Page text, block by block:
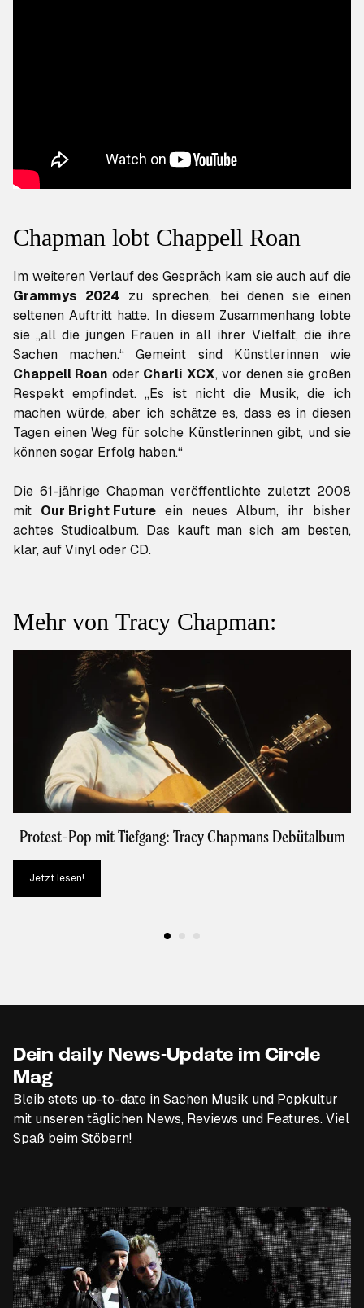
Chapman lobt Chappell Roan
Im weiteren Verlauf des Gespräch kam sie auch auf die
Grammys 2024 zu sprechen, bei denen sie einen
seltenen Auftritt hatte. In diesem Zusammenhang lobte
sie „all die jungen Frauen in all ihrer Vielfalt, die ihre
Sachen machen.“ Gemeint sind Künstlerinnen wie
Chappell Roan oder Charli XCX, vor denen sie großen
Respekt empfindet. „Es ist nicht die Musik, die ich
machen würde, aber ich schätze es, dass es in diesen
Tagen einen Weg für solche Künstlerinnen gibt, und sie
können sogar Erfolg haben.“
Die 61-jährige Chapman veröffentlichte zuletzt 2008
mit Our Bright Future ein neues Album, ihr bisher
achtes Studioalbum. Das kauft man sich am besten,
klar, auf Vinyl oder CD.
Mehr von Tracy Chapman:
Protest-Pop mit Tiefgang: Tracy Chapmans Debütalbum
Jetzt lesen!
Dein daily News-Update im Circle
Mag
Bleib stets up-to-date in Sachen Musik und Popkultur
mit unseren täglichen News, Reviews und Features. Viel
Spaß beim Stöbern!